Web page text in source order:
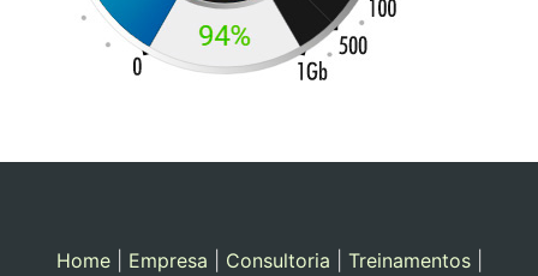
Home| Empresa Consultoria Treinamentos|